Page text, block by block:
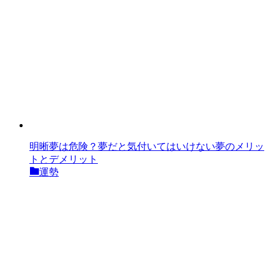
明晰夢は危険？夢だと気付いてはいけない夢のメリッ
トとデメリット
運勢